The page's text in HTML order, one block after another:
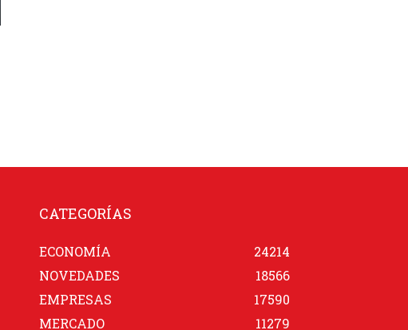
CATEGORÍAS
ECONOMÍA
24214
NOVEDADES
18566
EMPRESAS
17590
MERCADO
11279